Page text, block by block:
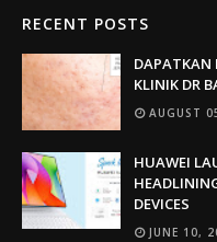
RECENT POSTS
DAPATKAN
KLINIK DR
AUGUST
HUAWEI
DEVICES
JUNE 10,